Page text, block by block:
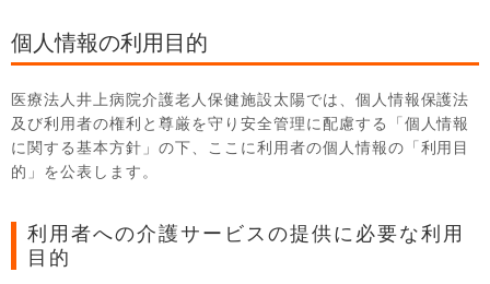
個人情報の利用目的
医療法人井上病院介護老人保健施設太陽では、個人情報保護法
及び利用者の権利と尊厳を守り安全管理に配慮する「個人情報
に関する基本方針」の下、ここに利用者の個人情報の「利用目
的」を公表します。
利用者への介護サービスの提供に必要な利用
目的